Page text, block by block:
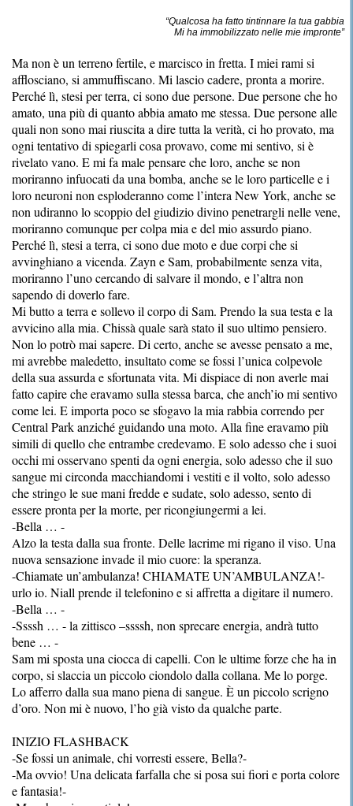
“Qualcosa ha fatto tintinnare la tua gabbia
Mi ha immobilizzato nelle mie impronte”
Ma non è un terreno fertile, e marcisco in fretta. I miei rami si
afflosciano, si ammuffiscano. Mi lascio cadere, pronta a morire.
Perché lì, stesi per terra, ci sono due persone. Due persone che ho
amato, una più di quanto abbia amato me stessa. Due persone alle
quali non sono mai riuscita a dire tutta la verità, ci ho provato, ma
ogni tentativo di spiegarli cosa provavo, come mi sentivo, si è
rivelato vano. E mi fa male pensare che loro, anche se non
moriranno infuocati da una bomba, anche se le loro particelle e i
loro neuroni non esploderanno come l’intera New York, anche se
non udiranno lo scoppio del giudizio divino penetrargli nelle vene,
moriranno comunque per colpa mia e del mio assurdo piano.
Perché lì, stesi a terra, ci sono due moto e due corpi che si
avvinghiano a vicenda. Zayn e Sam, probabilmente senza vita,
moriranno l’uno cercando di salvare il mondo, e l’altra non
sapendo di doverlo fare.
Mi butto a terra e sollevo il corpo di Sam. Prendo la sua testa e la
avvicino alla mia. Chissà quale sarà stato il suo ultimo pensiero.
Non lo potrò mai sapere. Di certo, anche se avesse pensato a me,
mi avrebbe maledetto, insultato come se fossi l’unica colpevole
della sua assurda e sfortunata vita. Mi dispiace di non averle mai
fatto capire che eravamo sulla stessa barca, che anch’io mi sentivo
come lei. E importa poco se sfogavo la mia rabbia correndo per
Central Park anziché guidando una moto. Alla fine eravamo più
simili di quello che entrambe credevamo. E solo adesso che i suoi
occhi mi osservano spenti da ogni energia, solo adesso che il suo
sangue mi circonda macchiandomi i vestiti e il volto, solo adesso
che stringo le sue mani fredde e sudate, solo adesso, sento di
essere pronta per la morte, per ricongiungermi a lei.
-Bella … -
Alzo la testa dalla sua fronte. Delle lacrime mi rigano il viso. Una
nuova sensazione invade il mio cuore: la speranza.
-Chiamate un’ambulanza! CHIAMATE UN’AMBULANZA!-
urlo io. Niall prende il telefonino e si affretta a digitare il numero.
-Bella … -
-Ssssh … - la zittisco –ssssh, non sprecare energia, andrà tutto
bene … -
Sam mi sposta una ciocca di capelli. Con le ultime forze che ha in
corpo, si slaccia un piccolo ciondolo dalla collana. Me lo porge.
Lo afferro dalla sua mano piena di sangue. È un piccolo scrigno
d’oro. Non mi è nuovo, l’ho già visto da qualche parte.
INIZIO FLASHBACK
-Se fossi un animale, chi vorresti essere, Bella?-
-Ma ovvio! Una delicata farfalla che si posa sui fiori e porta colore
e fantasia!-